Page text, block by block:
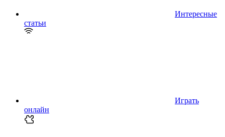
Интересные
статьи
Играть
онлайн